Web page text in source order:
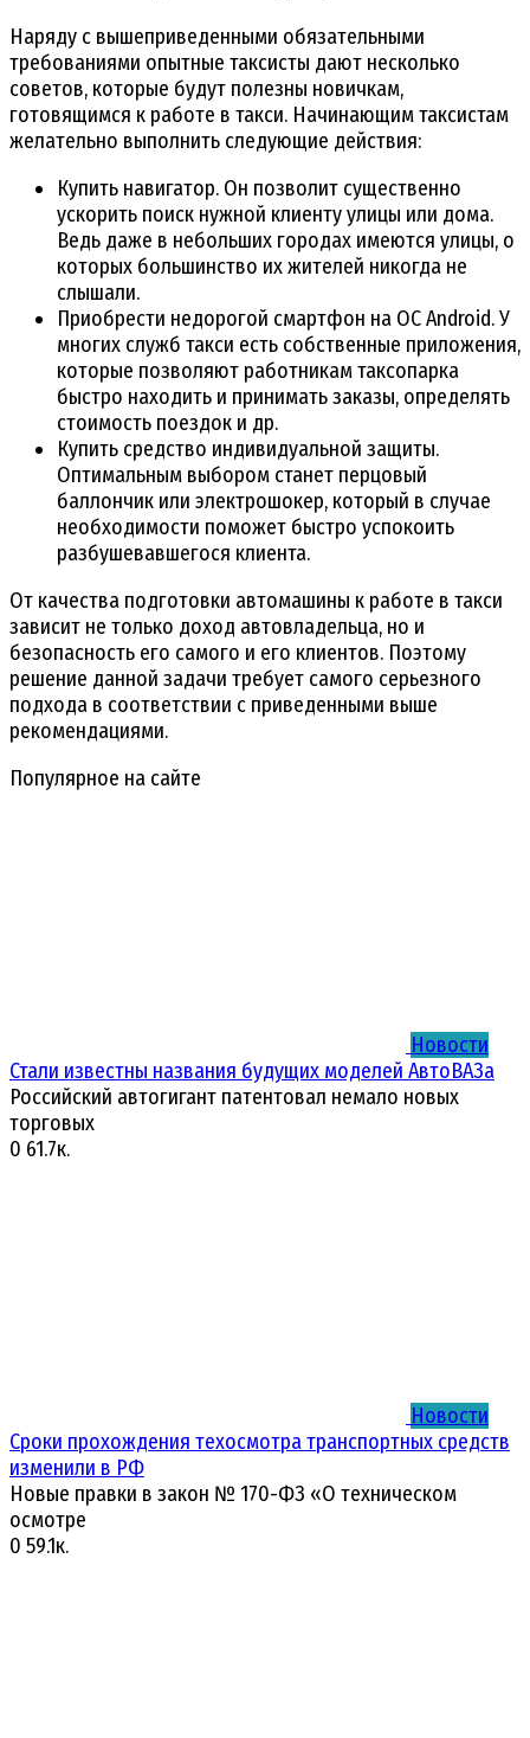
Наряду с вышеприведенными обязательными
требованиями опытные таксисты дают несколько
советов, которые будут полезны новичкам,
готовящимся к работе в такси. Начинающим таксистам
желательно выполнить следующие действия:
Купить навигатор. Он позволит существенно
ускорить поиск нужной клиенту улицы или дома.
Ведь даже в небольших городах имеются улицы, о
которых большинство их жителей никогда не
слышали.
Приобрести недорогой смартфон на ОС Android. У
многих служб такси есть собственные приложения,
которые позволяют работникам таксопарка
быстро находить и принимать заказы, определять
стоимость поездок и др.
Купить средство индивидуальной защиты.
Оптимальным выбором станет перцовый
баллончик или электрошокер, который в случае
необходимости поможет быстро успокоить
разбушевавшегося клиента.
От качества подготовки автомашины к работе в такси
зависит не только доход автовладельца, но и
безопасность его самого и его клиентов. Поэтому
решение данной задачи требует самого серьезного
подхода в соответствии с приведенными выше
рекомендациями.
Популярное на сайте
Новости
Стали известны названия будущих моделей АвтоВАЗа
Российский автогигант патентовал немало новых
торговых
0 61.7к.
Новости
Сроки прохождения техосмотра транспортных средств
изменили в РФ
Новые правки в закон № 170-ФЗ «О техническом
осмотре
0 59.1к.